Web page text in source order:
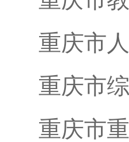
重庆市
重庆市
重庆市